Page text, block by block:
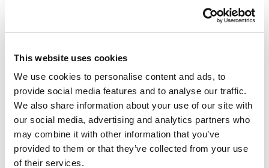
This website uses cookies
We use cookies to personalise content and ads, to
provide social media features and to analyse our traffic.
We also share information about your use of our site with
our social media, advertising and analytics partners who
may combine it with other information that you’ve
provided to them or that they’ve collected from your use
of their services.
clientes entenderão que foram roubados,
e investidores perderão o interesse. Mas como o
O VALE DO SILÍCIO JÁ
ENCAROU PROBLEMAS
COM I.A. FALSAS ANTES.